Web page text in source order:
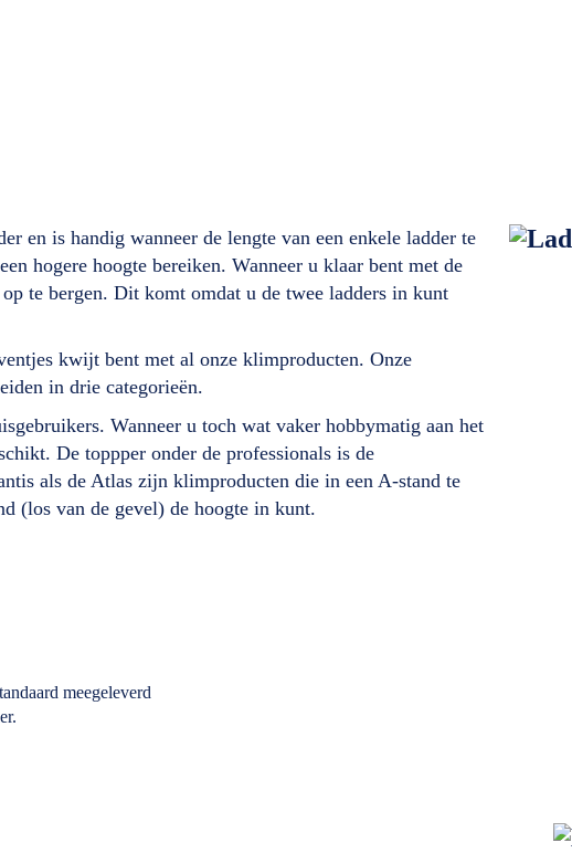
en is handig wanneer de lengte van een enkele ladder te
hogere hoogte bereiken. Wanneer u klaar bent met de
te bergen. Dit komt omdat u de twee ladders in kunt
kwijt bent met al onze klimproducten. Onze
in drie categorieën.
Wanneer u toch wat vaker hobbymatig aan het
De toppper onder de professionals is de
als de Atlas zijn klimproducten die in een A-stand te
(los van de gevel) de hoogte in kunt.
meegeleverd